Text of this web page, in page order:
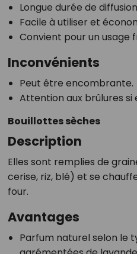
Longue durée de
Facile à utiliser et
Convient pour un usage
Inconvénients
Peut être encombrante.
Attention aux brûlures si
Bouillottes sèches
Description
Elles sont remplies de
cerise, riz, blé) et se
four.
Avantages
Parfum naturel selon le